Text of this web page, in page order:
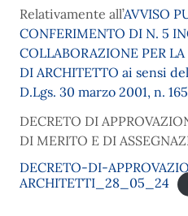
Relativamente all’AVVISO
CONFERIMENTO DI N. 5
COLLABORAZIONE PER
DI ARCHITETTO ai sensi
D.Lgs. 30 marzo 2001, n.
DECRETO DI
DI MERITO E DI
DECRETO-DI-
ARCHITETTI_28_05_24